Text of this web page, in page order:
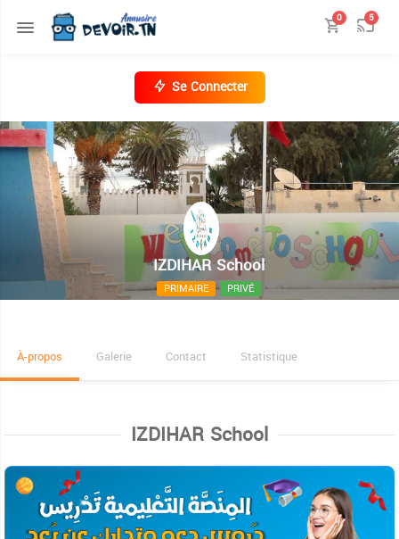
0 5
Se Connecter
IZDIHAR School
PRIMAIRE PRIVÉ
Route manzel cheker km1 devant lycèe 20 mars
À-propos Galerie Contact Statistique
IZDIHAR School